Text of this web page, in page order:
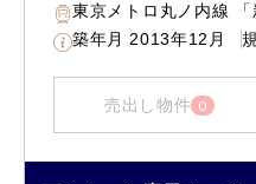
東京メトロ丸ノ内線
築年月 2013年12月
売出し物件 0